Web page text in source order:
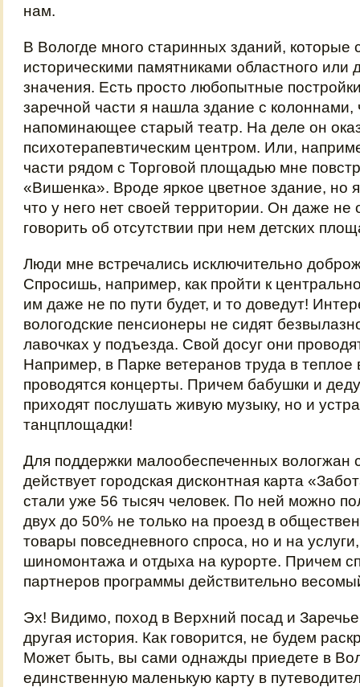
нам.
В Вологде много старинных зданий, которые
историческими памятниками областного
значения. Есть просто любопытные
заречной части я нашла здание с колоннами,
напоминающее старый театр. На деле он
психотерапевтическим центром. Или,
части рядом с Торговой площадью мне
«Вишенка». Вроде яркое цветное здание, но
что у него нет своей территории. Он даже не
говорить об отсутствии при нем детских
Люди мне встречались исключительно
Спросишь, например, как пройти к
им даже не по пути будет, и то доведут!
вологодские пенсионеры не сидят
лавочках у подъезда. Свой досуг они
Например, в Парке ветеранов труда в теплое
проводятся концерты. Причем бабушки и
приходят послушать живую музыку, но и
танцплощадки!
Для поддержки малообеспеченных вологжан
действует городская дисконтная карта
стали уже 56 тысяч человек. По ней можно
двух до 50% не только на проезд в
товары повседневного спроса, но и на
шиномонтажа и отдыха на курорте. Причем
партнеров программы действительно
Эх! Видимо, поход в Верхний посад и
другая история. Как говорится, не будем
Может быть, вы сами однажды приедете в
единственную маленькую карту в